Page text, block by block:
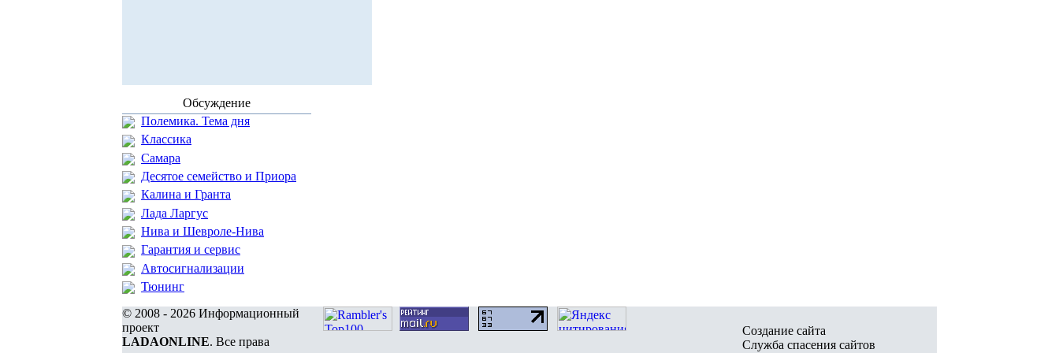
Обсуждение
Полемика. Тема дня
Классика
Самара
Десятое семейство и Приора
Калина и Гранта
Лада Ларгус
Нива и Шевроле-Нива
Гарантия и сервис
Автосигнализации
Тюнинг
© 2008 - 2026 Информационный
проект
LADAONLINE. Все права
Создание сайта
Служба спасения сайтов